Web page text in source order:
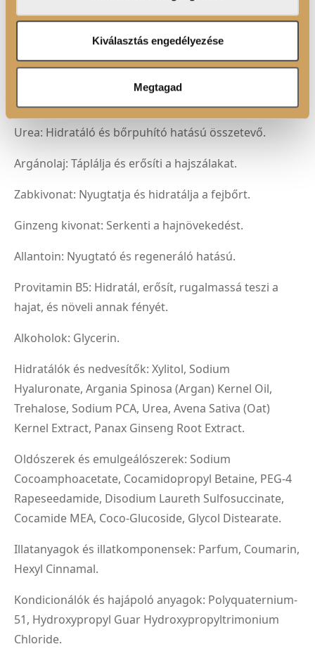
adatokkal, amelyeket Ön adott meg számukra vagy az
Ön által használt más szolgáltatásokból gyűjtöttek.
Kiválasztás engedélyezése
Megtagad
Trehalóz: Cukorfajta, amely védi a hajat a
Urea: Hidratáló és bőrpuhító hatású összetevő.
Argánolaj: Táplálja és erősíti a hajszálakat.
Zabkivonat: Nyugtatja és hidratálja a fejbőrt.
Ginzeng kivonat: Serkenti a hajnövekedést.
Allantoin: Nyugtató és regeneráló hatású.
Provitamin B5: Hidratál, erősít, rugalmassá teszi a
hajat, és növeli annak fényét.
Alkoholok: Glycerin.
Hidratálók és nedvesítők: Xylitol, Sodium
Hyaluronate, Argania Spinosa (Argan) Kernel Oil,
Trehalose, Sodium PCA, Urea, Avena Sativa (Oat)
Kernel Extract, Panax Ginseng Root Extract.
Oldószerek és emulgeálószerek: Sodium
Cocoamphoacetate, Cocamidopropyl Betaine, PEG-4
Rapeseedamide, Disodium Laureth Sulfosuccinate,
Cocamide MEA, Coco-Glucoside, Glycol Distearate.
Illatanyagok és illatkomponensek: Parfum, Coumarin,
Hexyl Cinnamal.
Kondicionálók és hajápoló anyagok: Polyquaternium-
51, Hydroxypropyl Guar Hydroxypropyltrimonium
Chloride.